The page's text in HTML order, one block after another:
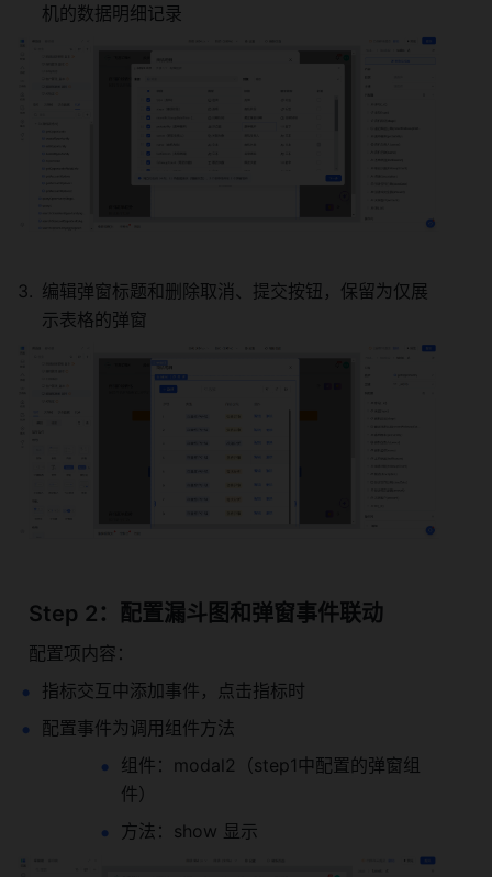
机的数据明细记录
编辑弹窗标题和删除取消、提交按钮，保留为仅展
示表格的弹窗
  Step 2：配置漏斗图和弹窗事件联动
  配置项内容：
指标交互中添加事件，点击指标时
配置事件为调用组件方法
组件：modal2（step1中配置的弹窗组
件）
方法：show 显示